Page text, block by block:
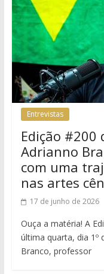
Entrevistas
Edição #200
Adrianno
com uma
nas artes
17 de junho de 2026
Ouça a matéria! A
última quarta, dia 1º
Branco, professor